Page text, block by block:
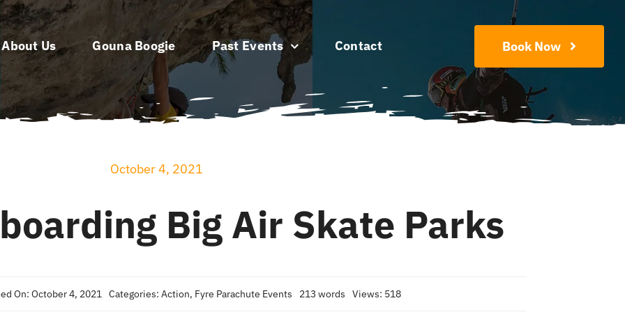
About Us Gouna Boogie Past Events Contact Book Now
October 4, 2021
Big Air Skate Parks
On: October 4, 2021 Categories: Action, Fyre Parachute Events 213 words Views: 518